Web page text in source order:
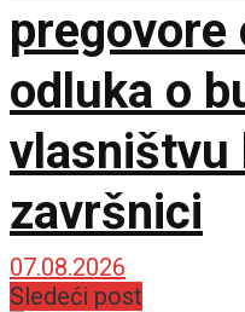
pregovore
odluka o
vlasništvu
završnici
07.08.2026
Sledeći post